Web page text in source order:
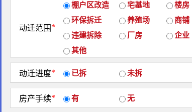
经典案例 | 律师
房屋拆迁补偿 企业拆迁补偿
站内搜索：
地区政策
动迁范围 *
棚户区改造 宅基地
楼房
环保拆迁
养殖场
商铺
违建拆除
厂房
企业
其他
动迁进度* 已拆 未拆
房产手续* 有 无